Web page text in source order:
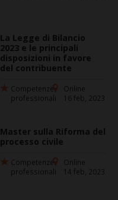
La Legge di Bilancio
2023 e le principali
disposizioni in favore
del contribuente
Competenze
professionali
Online
16 feb, 2023
Master sulla Riforma del
processo civile
Competenze
professionali
Online
14 feb, 2023